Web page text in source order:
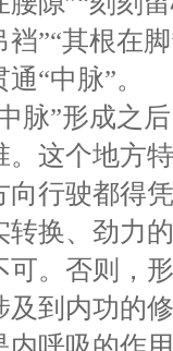
裆”“其根在
通“中脉”。
脉”形成之
。这个地方
向行驶都得
转换、劲力
可。否则，
及到内功的